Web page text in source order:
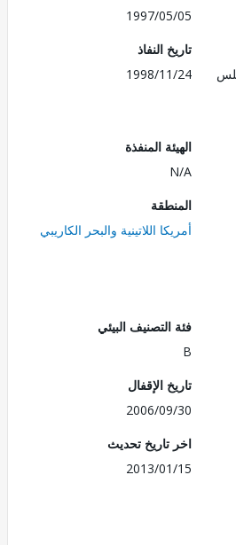
1997/05/05
تاريخ النفاذ
1998/11/24
الهيئة المنفذة
أمريكا اللاتينية والبحر الكاريبي
فئة التصنيف البيئي
تاريخ الإقفال
2006/09/30
اخر تاريخ تحديث
2013/01/15